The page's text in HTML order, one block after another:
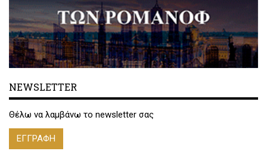
NEWSLETTER
Θέλω να λαμβάνω το newsletter σας
ΕΓΓΡΑΦΗ